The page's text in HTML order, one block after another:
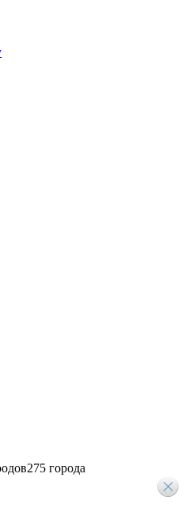
275 города